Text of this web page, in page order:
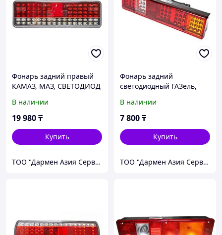
Фонарь задний правый
КАМАЗ, МАЗ, СВЕТОДИОД
В наличии
19 980₸
Купить
ТОО "Дармен Азия Сервис"
Фонарь задний
светодиодный ГАЗель,
171.3716 LED AE
АвтоЭлектрика
В наличии
7 800₸
Купить
ТОО "Дармен Азия Сервис"